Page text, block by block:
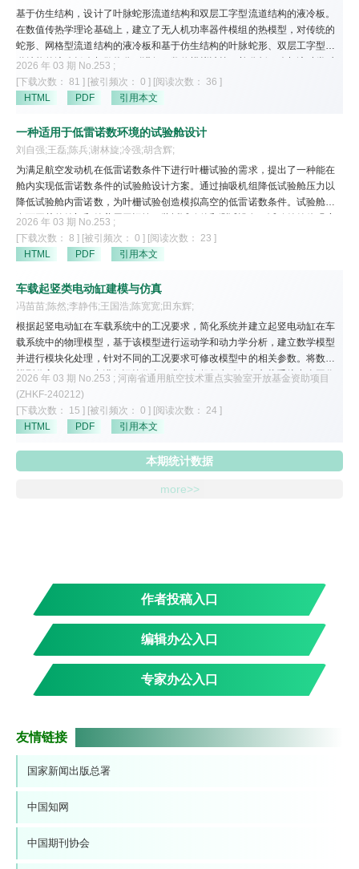
基于仿生结构，设计了叶脉蛇形流道结构和双层工字型流道结构的液冷板。
在数值传热学理论基础上，建立了无人机功率器件模组的热模型，对传统的
蛇形、网格型流道结构的液冷板和基于仿生结构的叶脉蛇形、双层工字型流
道结构的液冷板冷却散热分别进行了数值模拟计算，并分析了冷却液种类对
散热能力的影响。结果表明：以65号冷却液为冷却剂的液冷板比水为冷却剂
的散热能力更强，以水为冷却剂的液冷板，均不能满足功率器件模组的散热
构的液冷板可满足功率器件模组的散热需求，其中，蛇形和网格型流道结构
的散热性能。根据入口温度和速度的变化，得到叶脉蛇形流道结构液冷板的
最佳工况。为新型仿生液冷板的设计提供了参考，有利于进一步优化液冷系
统的结构与性能。
2026 年 03 期 No.253 ;
[下载次数： 81 ] [被引频次： 0 ] [阅读次数： 36 ]
HTML
PDF 引用本文
一种适用于低雷诺数环境的试验舱设计
刘自强;王磊;陈兵;谢林旋;冷强;胡含辉;
为满足航空发动机在低雷诺数条件下进行叶栅试验的需求，提出了一种能在
舱内实现低雷诺数条件的试验舱设计方案。通过抽吸机组降低试验舱压力以
降低试验舱内雷诺数，为叶栅试验创造模拟高空的低雷诺数条件。试验舱具
有可开关的舱门和舱盖用于运输、装拆试验件和测试设备。试验舱舱体强度
满足要求，舱内流动计算结果和实验结果表明，试验舱的设计构型使得舱内
气流流动对叶栅出口流场的扰动很小，能较好地模拟低雷诺数条件下真实叶
2026 年 03 期 No.253 ;
[下载次数： 8 ] [被引频次： 0 ] [阅读次数： 23 ]
HTML
PDF 引用本文
车载起竖类电动缸建模与仿真
冯苗苗;陈然;李静伟;王国浩;陈宽宽;田东辉;
根据起竖电动缸在车载系统中的工况要求，简化系统并建立起竖电动缸在车
载系统中的物理模型，基于该模型进行运动学和动力学分析，建立数学模型
并进行模块化处理，针对不同的工况要求可修改模型中的相关参数。将数学
模型代入MATLAB中进行运算仿真，求解出起竖电动缸在车载系统中全工作
流程下速度、行程、负载力、功率等相关参数的变化曲线，为设计高精度起
竖装置提供扎实的理论数据支撑。
2026 年 03 期 No.253 ; 河南省通用航空技术重点实验室开放基金资助项目
(ZHKF-240212)
[下载次数： 15 ] [被引频次： 0 ] [阅读次数： 24 ]
HTML
PDF 引用本文
本期统计数据
more>>
作者投稿入口
编辑办公入口
专家办公入口
友情链接
国家新闻出版总署
中国知网
中国期刊协会